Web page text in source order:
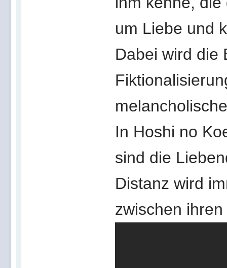
um Liebe und
Dabei wird die
In Hoshi no
sind die
Distanz wird
zwischen